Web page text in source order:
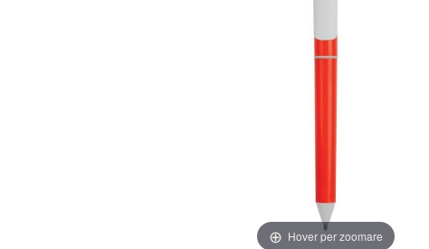
Hover per zoomare